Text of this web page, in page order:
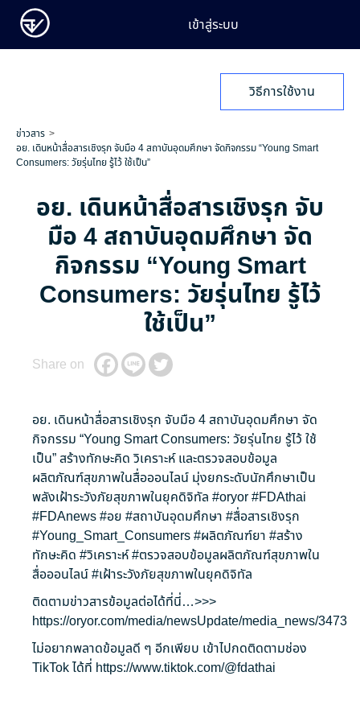
เข้าสู่ระบบ
วิธีการใช้งาน
ข่าวสาร
อย. เดินหน้าสื่อสารเชิงรุก จับมือ 4 สถาบันอุดมศึกษา จัดกิจกรรม “Young Smart
Consumers: วัยรุ่นไทย รู้ไว้ ใช้เป็น”
อย. เดินหน้าสื่อสารเชิงรุก จับ
มือ 4 สถาบันอุดมศึกษา จัด
กิจกรรม “Young Smart
Consumers: วัยรุ่นไทย รู้ไว้
ใช้เป็น”
Share on
อย. เดินหน้าสื่อสารเชิงรุก จับมือ 4 สถาบันอุดมศึกษา จัด
กิจกรรม “Young Smart Consumers: วัยรุ่นไทย รู้ไว้ ใช้
เป็น” สร้างทักษะคิด วิเคราะห์ และตรวจสอบข้อมูล
ผลิตภัณฑ์สุขภาพในสื่อออนไลน์ มุ่งยกระดับนักศึกษาเป็น
พลังเฝ้าระวังภัยสุขภาพในยุคดิจิทัล #oryor#FDAthai
#FDAnews#อย #สถาบันอุดมศึกษา #สื่อสารเชิงรุก
#Young_Smart_Consumers#ผลิตภัณฑ์ยา #สร้าง
ทักษะคิด #วิเคราะห์#ตรวจสอบข้อมูลผลิตภัณฑ์สุขภาพใน
สื่อออนไลน์#เฝ้าระวังภัยสุขภาพในยุคดิจิทัล
ติดตามข่าวสารข้อมูลต่อได้ที่นี่…>>>
https://oryor.com/media/newsUpdate/media_news/3473
ไม่อยากพลาดข้อมูลดี ๆ อีกเพียบ เข้าไปกดติดตามช่อง
TikTok ได้ที่ https://www.tiktok.com/@fdathai